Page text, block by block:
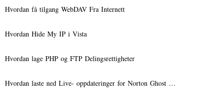
Hvordan få tilgang WebDAV Fra Internett
Hvordan Hide My IP i Vista
Hvordan lage PHP og FTP Delingsrettigheter
Hvordan laste ned Live- oppdateringer for Norton Ghost …